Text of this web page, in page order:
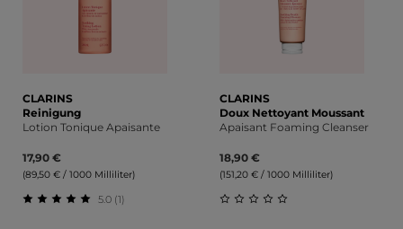
CLARINS
Reinigung
Lotion Tonique Apaisante
17,90 €
(89,50 € / 1000 Milliliter)
5.0 (1)
CLARINS
Doux Nettoyant Moussant
Apaisant Foaming Cleanser
18,90 €
(151,20 € / 1000 Milliliter)